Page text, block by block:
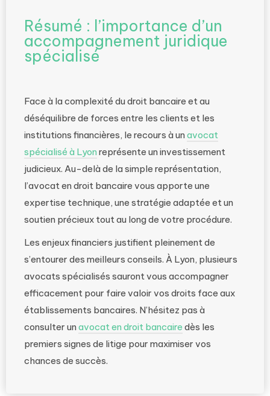
Résumé : l’importance d’un
accompagnement juridique
spécialisé
Face à la complexité du droit bancaire et au
déséquilibre de forces entre les clients et les
institutions financières, le recours à un avocat
spécialisé à Lyon représente un investissement
judicieux. Au-delà de la simple représentation,
l’avocat en droit bancaire vous apporte une
expertise technique, une stratégie adaptée et un
soutien précieux tout au long de votre procédure.
Les enjeux financiers justifient pleinement de
s’entourer des meilleurs conseils. À Lyon, plusieurs
avocats spécialisés sauront vous accompagner
efficacement pour faire valoir vos droits face aux
établissements bancaires. N’hésitez pas à
consulter un avocat en droit bancaire dès les
premiers signes de litige pour maximiser vos
chances de succès.